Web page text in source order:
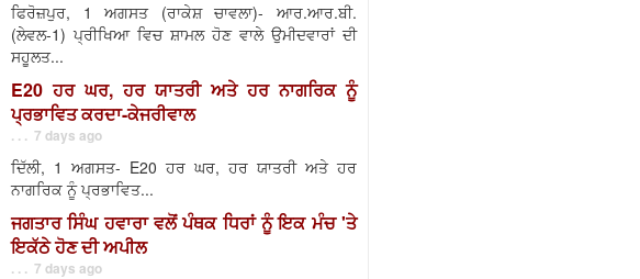
ਫਿਰੋਜ਼ਪੁਰ, 1 ਅਗਸਤ (ਰਾਕੇਸ਼ ਚਾਵਲਾ)- ਆਰ.ਆਰ.ਬੀ.
(ਲੇਵਲ-1) ਪ੍ਰੀਖਿਆ ਵਿਚ ਸ਼ਾਮਲ ਹੋਣ ਵਾਲੇ ਉਮੀਦਵਾਰਾਂ ਦੀ
ਸਹੂਲਤ...
E20 ਹਰ ਘਰ, ਹਰ ਯਾਤਰੀ ਅਤੇ ਹਰ ਨਾਗਰਿਕ ਨੂੰ
ਪ੍ਰਭਾਵਿਤ ਕਰਦਾ-ਕੇਜਰੀਵਾਲ
. . . 7 days ago
ਦਿੱਲੀ, 1 ਅਗਸਤ- E20 ਹਰ ਘਰ, ਹਰ ਯਾਤਰੀ ਅਤੇ ਹਰ
ਨਾਗਰਿਕ ਨੂੰ ਪ੍ਰਭਾਵਿਤ...
ਜਗਤਾਰ ਸਿੰਘ ਹਵਾਰਾ ਵਲੋਂ ਪੰਥਕ ਧਿਰਾਂ ਨੂੰ ਇਕ ਮੰਚ 'ਤੇ
ਇਕੱਠੇ ਹੋਣ ਦੀ ਅਪੀਲ
. . . 7 days ago